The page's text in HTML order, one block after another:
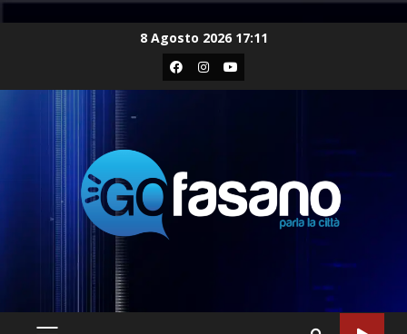
8 Agosto 2026 17:11
Facebook
Instagram
Youtube